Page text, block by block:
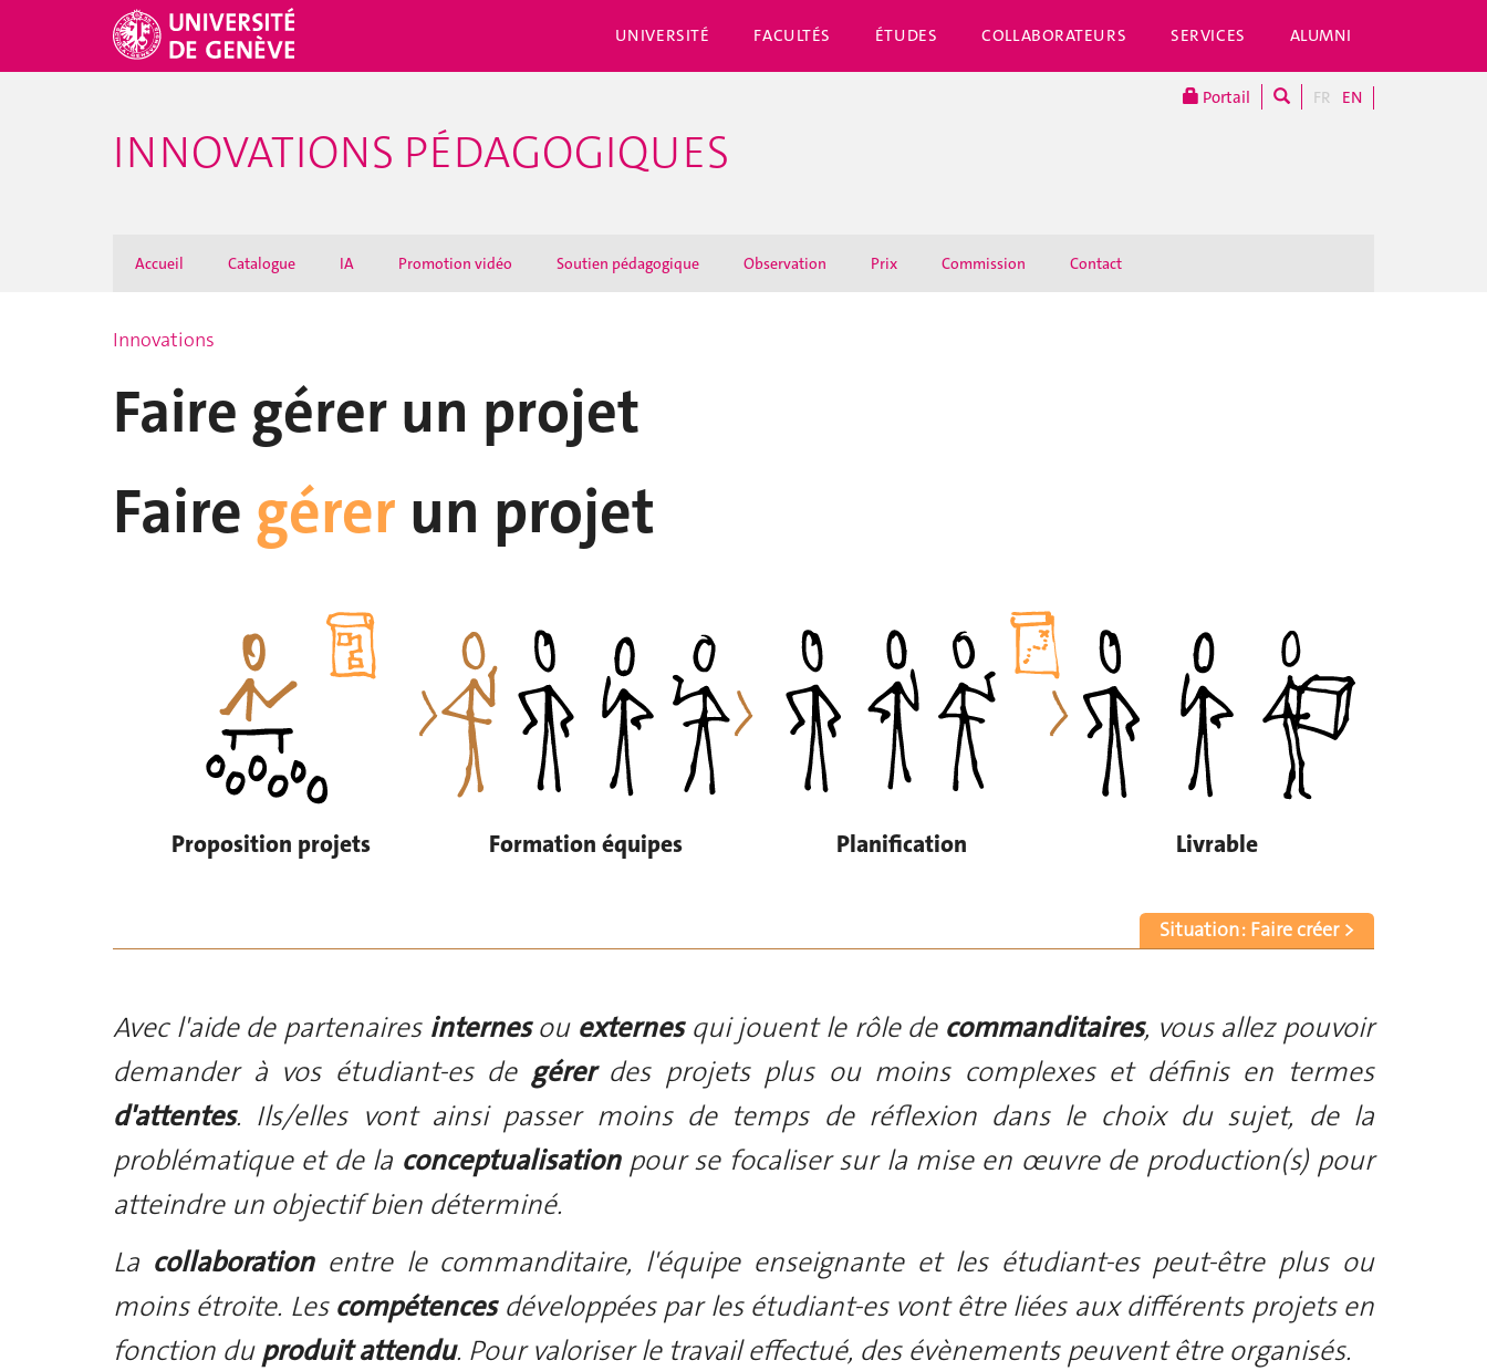
UNIVERSITÉ FACULTÉS ÉTUDES COLLABORATEURS SERVICES ALUMNI
Portail FR EN
INNOVATIONS PÉDAGOGIQUES
Accueil Catalogue IA Promotion vidéo Soutien pédagogique Observation Prix Commission Contact
Innovations
Faire gérer un projet
Faire gérer un projet
Proposition projets Formation équipes Planification Livrable
Situation : Faire créer >
Avec l'aide de partenaires internesou externes qui jouent le rôle de commanditaires, vous allez pouvoir
demander à vos étudiant-es de gérer des projets plus ou moins complexes et définis en termes
d'attentes. Ils/elles vont ainsi passer moins de temps de réflexion dans le choix du sujet, de la
problématique et de la conceptualisation pour se focaliser sur la mise en œuvre de production(s) pour
atteindre un objectif bien déterminé.
La collaboration entre le commanditaire, l'équipe enseignante et les étudiant-es peut-être plus ou
moins étroite. Les compétences développées par les étudiant-es vont être liées aux différents projets en
fonction duproduit attendu. Pour valoriser le travail effectué, des évènements peuvent être organisés.